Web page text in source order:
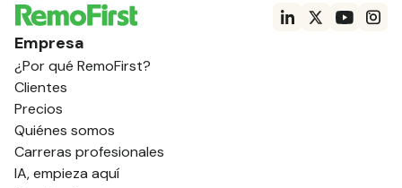
Empresa
¿Por qué RemoFirst?
Clientes
Precios
Quiénes somos
Carreras profesionales
IA, empieza aquí